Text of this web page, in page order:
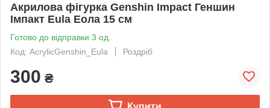
Акрилова фігурка Genshin Impact Геншин
Імпакт Eula Еола 15 см
Готово до відправки 3 од.
Код: AcrylicGenshin_Eula
Роздріб
300 ₴